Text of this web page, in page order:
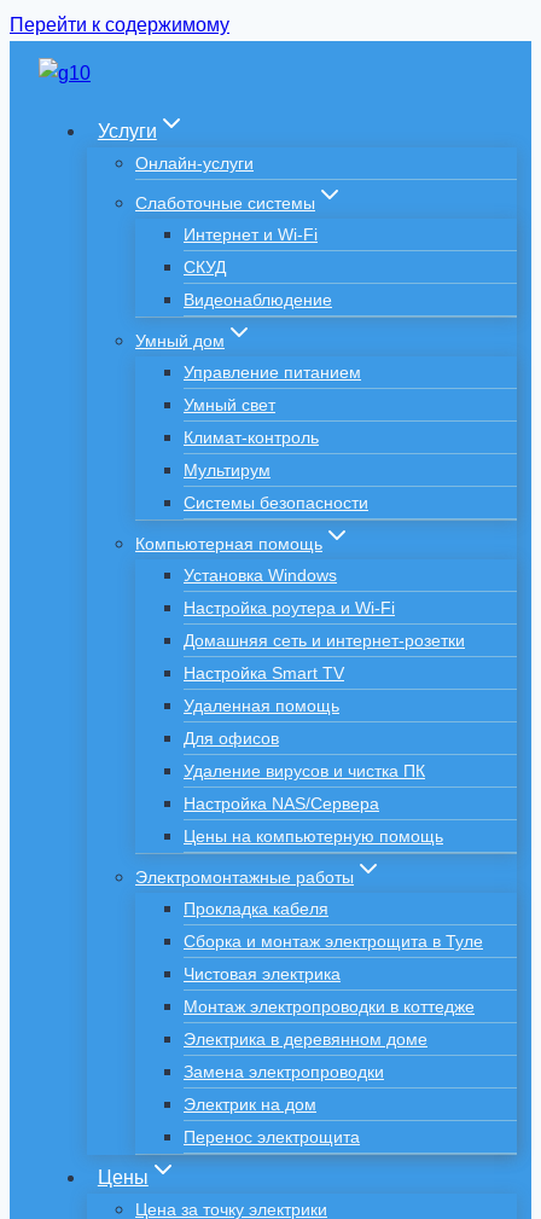
Перейти к содержимому
Услуги
Онлайн-услуги
Слаботочные системы
Интернет и Wi-Fi
СКУД
Видеонаблюдение
Умный дом
Управление питанием
Умный свет
Климат-контроль
Мультирум
Системы безопасности
Компьютерная помощь
Установка Windows
Настройка роутера и Wi-Fi
Домашняя сеть и интернет-розетки
Настройка Smart TV
Удаленная помощь
Для офисов
Удаление вирусов и чистка ПК
Настройка NAS/Сервера
Цены на компьютерную помощь
Электромонтажные работы
Прокладка кабеля
Сборка и монтаж электрощита в Туле
Чистовая электрика
Монтаж электропроводки в коттедже
Электрика в деревянном доме
Замена электропроводки
Электрик на дом
Перенос электрощита
Цены
Цена за точку электрики